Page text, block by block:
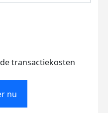
transactiekosten
nu